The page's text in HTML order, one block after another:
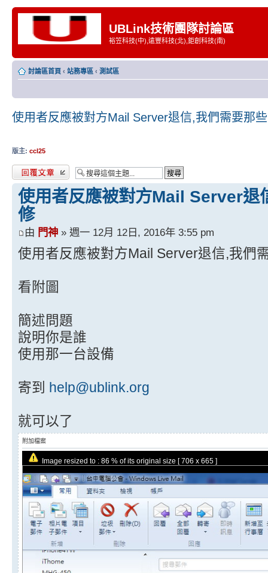
UBLink技術團隊討論區
裕笠科技(中),遠豐科技(北),鉅創科技(南)
討論區首頁 ‹ 站務專區 ‹ 測試區
使用者反應被對方Mail Server退信,我們需要那
版主: ccl25
發表回覆
使用者反應被對方Mail Server退
修
由 門神 » 週一 12月 12日, 2016年 3:55 pm
使用者反應被對方Mail Server退信,我們
看附圖
簡述問題
說明你是誰
使用那一台設備
寄到 help@ublink.org
就可以了
附加檔案
Image resized to : 86 % of its original size [ 706 x 665 ]